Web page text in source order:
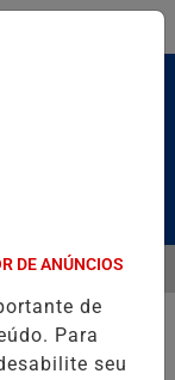
MINEIROMENU
DE ANÚNCIOS
de
Para
seu